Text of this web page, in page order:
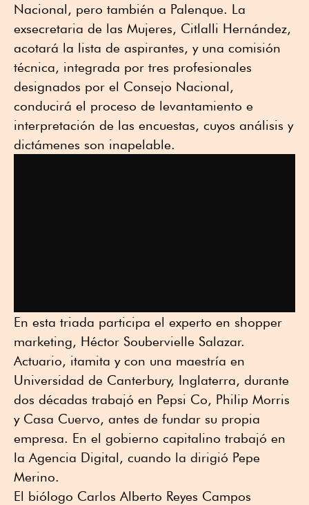
Nacional, pero también a Palenque. La
exsecretaria de las Mujeres, Citlalli Hernández,
acotará la lista de aspirantes, y una comisión
técnica, integrada por tres profesionales
designados por el Consejo Nacional,
conducirá el proceso de levantamiento e
interpretación de las encuestas, cuyos análisis y
dictámenes son inapelable.
En esta triada participa el experto en shopper
marketing, Héctor Soubervielle Salazar.
Actuario, itamita y con una maestría en
Universidad de Canterbury, Inglaterra, durante
dos décadas trabajó en Pepsi Co, Philip Morris
y Casa Cuervo, antes de fundar su propia
empresa. En el gobierno capitalino trabajó en
la Agencia Digital, cuando la dirigió Pepe
Merino.
El biólogo Carlos Alberto Reyes Campos